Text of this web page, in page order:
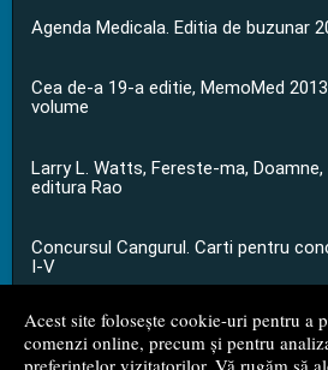
Acest site folosește cookie-uri pentru a
comenzi online, precum și pentru
preferințelor vizitatorilor. Vă rugăm să
Agenda Medicala. Editia de buzunar
Cea de-a 19-a editie, MemoMed
volume
Larry L. Watts, Fereste-ma,
editura Rao
Concursul Cangurul. Carti pentru
I-V
...toate știrile